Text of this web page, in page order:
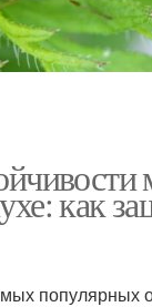
как
популярных